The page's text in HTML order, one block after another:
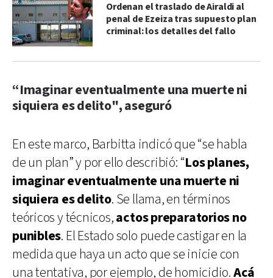
Ordenan el traslado de Airaldi al
penal de Ezeiza tras supuesto plan
criminal: los detalles del fallo
“Imaginar eventualmente una muerte ni
siquiera es delito", aseguró
En este marco, Barbitta indicó que “se habla
de un plan” y por ello describió: “Los planes,
imaginar eventualmente una muerte ni
siquiera es delito. Se llama, en términos
teóricos y técnicos,actos preparatorios no
punibles. El Estado solo puede castigar en la
medida que haya un acto que se inicie con
una tentativa, por ejemplo, de homicidio.Acá